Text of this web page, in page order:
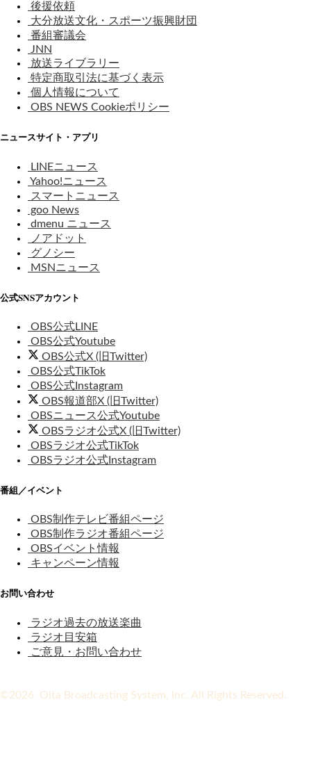
後援依頼
大分放送文化・スポーツ振興財団
番組審議会
JNN
放送ライブラリー
特定商取引法に基づく表示
個人情報について
OBS NEWS Cookieポリシー
ニュースサイト・アプリ
LINEニュース
Yahoo!ニュース
スマートニュース
goo News
dmenu ニュース
ノアドット
グノシー
MSNニュース
公式SNSアカウント
OBS公式LINE
OBS公式Youtube
OBS公式X (旧Twitter)
OBS公式TikTok
OBS公式Instagram
OBS報道部X (旧Twitter)
OBSニュース公式Youtube
OBSラジオ公式X (旧Twitter)
OBSラジオ公式TikTok
OBSラジオ公式Instagram
番組／イベント
OBS制作テレビ番組ページ
OBS制作ラジオ番組ページ
OBSイベント情報
キャンペーン情報
お問い合わせ
ラジオ過去の放送楽曲
ラジオ目安箱
ご意見・お問い合わせ
©2026 Oita Broadcasting System, Inc. All Rights Reserved.